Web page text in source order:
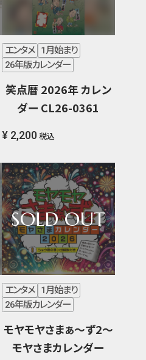
エンタメ
1月始まり
26年版カレンダー
笑点暦 2026年 カレン
ダー CL26-0361
¥ 2,200 税込
エンタメ
1月始まり
26年版カレンダー
モヤモヤさまぁ～ず2～
モヤさまカレンダー